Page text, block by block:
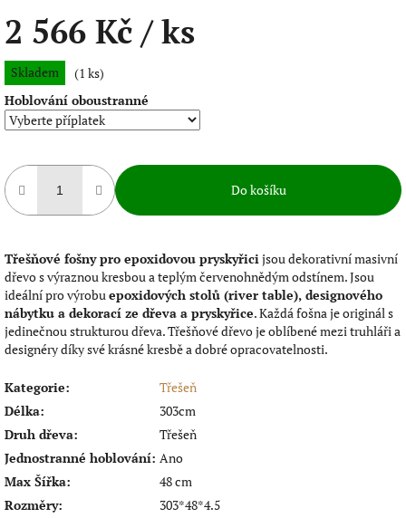
2 566 Kč / ks
Měrná
cena:
Skladem
(1 ks)
Hoblování oboustranné
Do košíku
Třešňové fošny pro epoxidovou pryskyřici jsou dekorativní masivní
dřevo s výraznou kresbou a teplým červenohnědým odstínem. Jsou
ideální pro výrobu epoxidových stolů (river table), designového
nábytku a dekorací ze dřeva a pryskyřice. Každá fošna je originál s
jedinečnou strukturou dřeva. Třešňové dřevo je oblíbené mezi truhláři a
designéry díky své krásné kresbě a dobré opracovatelnosti.
Kategorie:
Třešeň
Délka:
303cm
Druh dřeva:
Třešeň
Jednostranné hoblování: Ano
Max Šířka:
48 cm
Rozměry:
303*48*4.5